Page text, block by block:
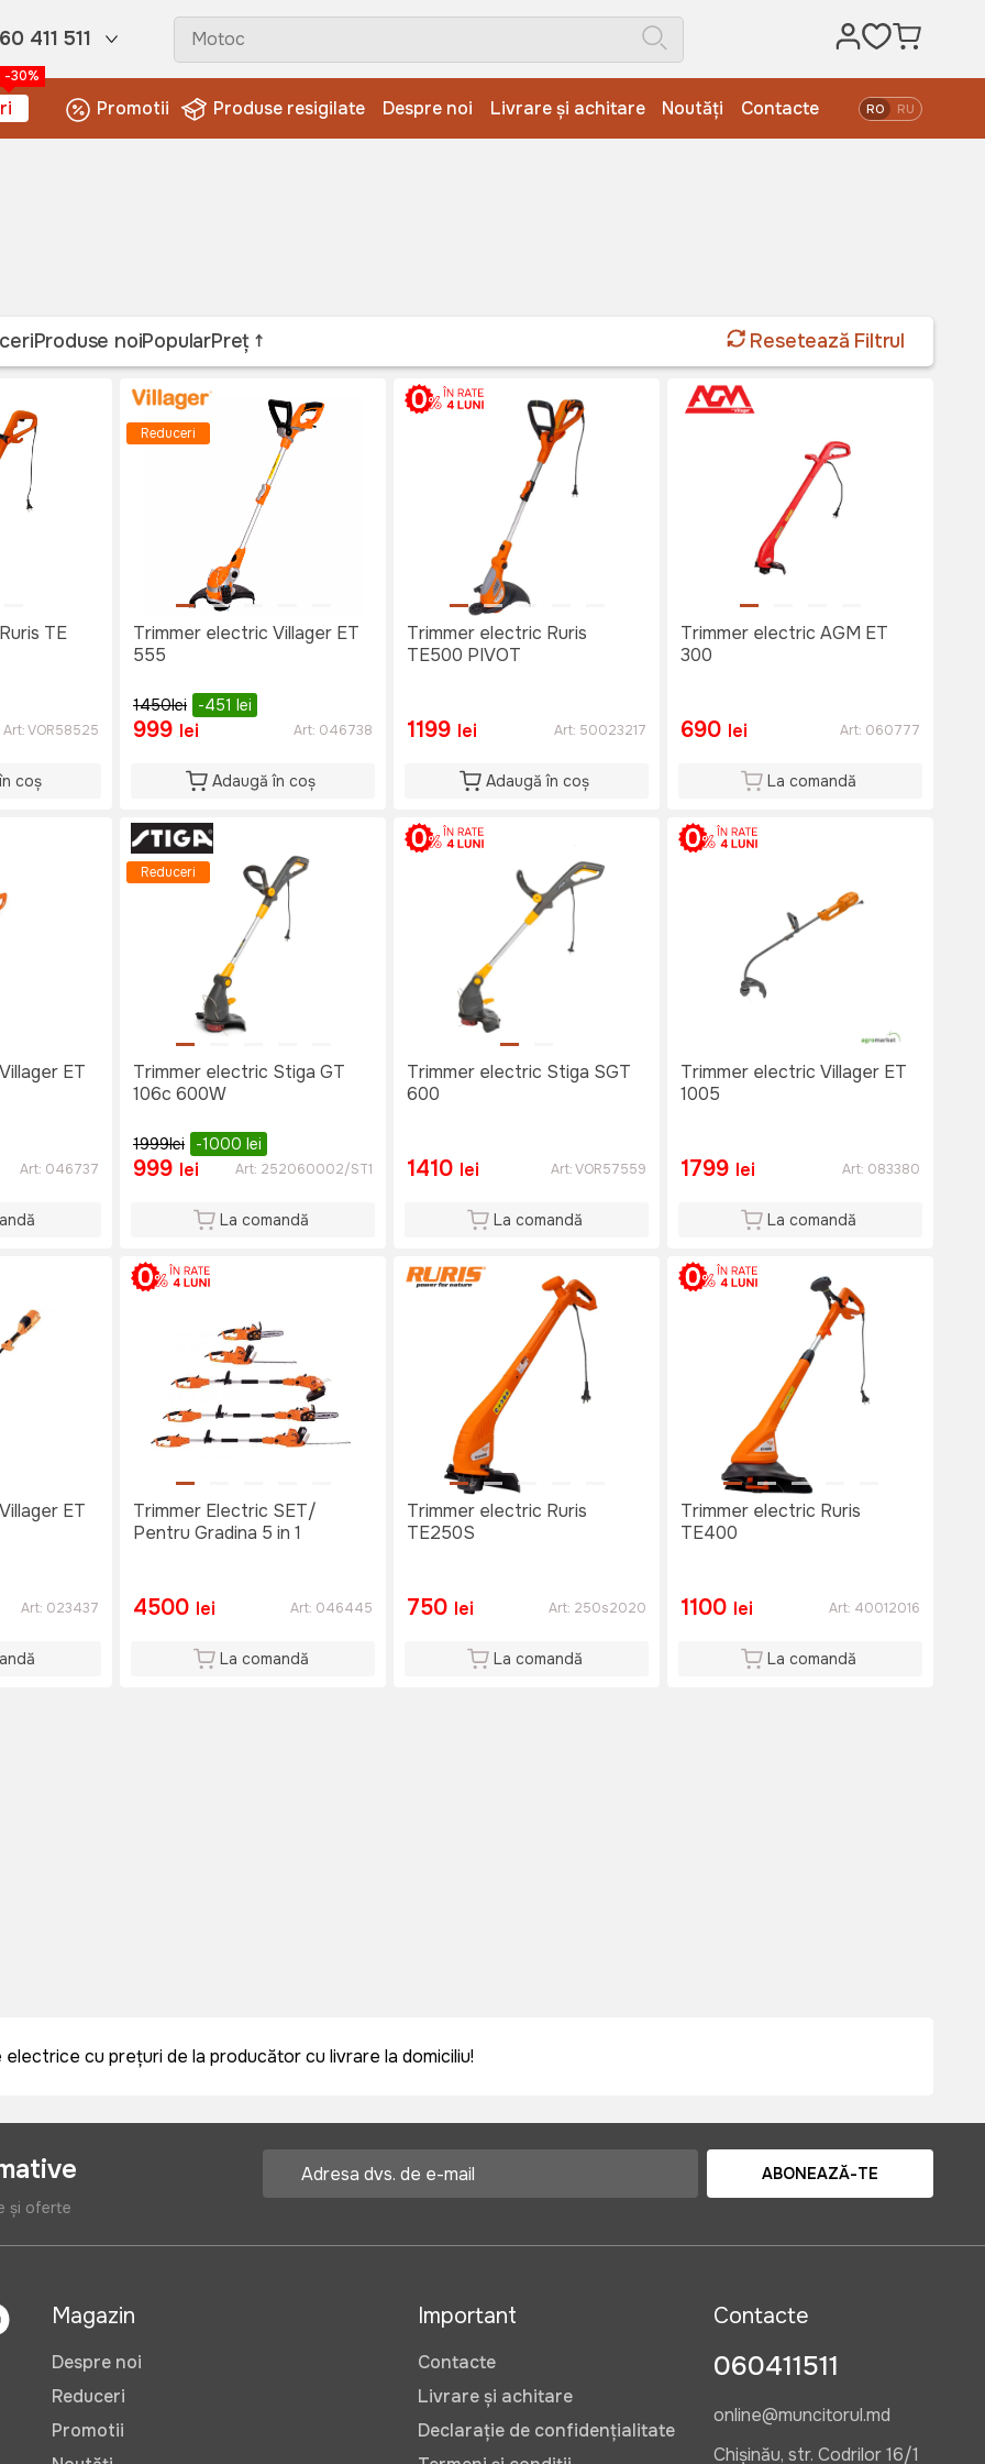
411 511
-30%
Promotii Produse resigilate Despre noi Livrare și achitare Noutăți Contacte RO RU
Produse noiPopularPreț Resetează Filtrul
TE
Art:VOR58525
coș
Reduceri
Trimmer electric Villager ET
555
1450lei -451 lei
999 lei Art: 046738
Adaugă în coș
Trimmer electric Ruris
TE500 PIVOT
1199 lei Art: 50023217
Adaugă în coș
Trimmer electric AGM ET
300
690 lei Art: 060777
La comandă
ET
Art: 046737
Reduceri
Trimmer electric Stiga GT
106c 600W
1999lei -1000 lei
999 lei Art: 252060002/ST1
La comandă
Trimmer electric Stiga SGT
600
1410 lei Art:VOR57559
La comandă
Trimmer electric Villager ET
1005
1799 lei Art: 083380
La comandă
ET
Art: 023437
Trimmer Electric SET/
Pentru Gradina 5 in 1
4500 lei Art: 046445
La comandă
Trimmer electric Ruris
TE250S
750 lei Art: 250s2020
La comandă
Trimmer electric Ruris
TE400
1100 lei Art: 40012016
La comandă
cu prețuri de la producător cu livrare la domiciliu!
și oferte
ABONEAZĂ-TE
Magazin
Despre noi
Reduceri
Promotii
Important
Contacte
Livrare și achitare
Declarație de confidențialitate
Contacte
060411511
online@muncitorul.md
Chișinău, str. Codrilor 16/1